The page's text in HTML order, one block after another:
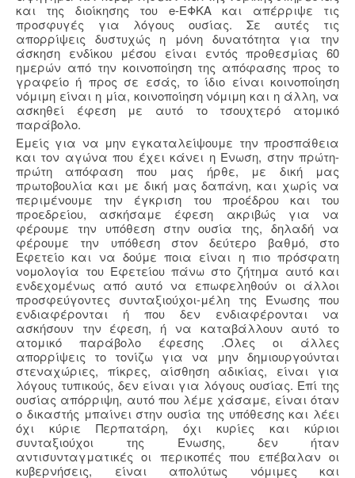
και της διοίκησης του e-ΕΦΚΑ και απέρριψε τις
προσφυγές για λόγους ουσίας. Σε αυτές τις
απορρίψεις δυστυχώς η μόνη δυνατότητα για την
άσκηση ενδίκου μέσου είναι εντός προθεσμίας 60
ημερών από την κοινοποίηση της απόφασης προς το
γραφείο ή προς σε εσάς, το ίδιο είναι κοινοποίηση
νόμιμη είναι η μία, κοινοποίηση νόμιμη και η άλλη, να
ασκηθεί έφεση με αυτό το τσουχτερό ατομικό
παράβολο.
Εμείς για να μην εγκαταλείψουμε την προσπάθεια
και τον αγώνα που έχει κάνει η Ενωση, στην πρώτη-
πρώτη απόφαση που μας ήρθε, με δική μας
πρωτοβουλία και με δική μας δαπάνη, και χωρίς να
περιμένουμε την έγκριση του προέδρου και του
προεδρείου, ασκήσαμε έφεση ακριβώς για να
φέρουμε την υπόθεση στην ουσία της, δηλαδή να
φέρουμε την υπόθεση στον δεύτερο βαθμό, στο
Εφετείο και να δούμε ποια είναι η πιο πρόσφατη
νομολογία του Εφετείου πάνω στο ζήτημα αυτό και
ενδεχομένως από αυτό να επωφεληθούν οι άλλοι
προσφεύγοντες συνταξιούχοι-μέλη της Ένωσης που
ενδιαφέρονται ή που δεν ενδιαφέρονται να
ασκήσουν την έφεση, ή να καταβάλλουν αυτό το
ατομικό παράβολο έφεσης .Όλες οι άλλες
απορρίψεις το τονίζω για να μην δημιουργούνται
στεναχώριες, πίκρες, αίσθηση αδικίας, είναι για
λόγους τυπικούς, δεν είναι για λόγους ουσίας. Επί της
ουσίας απόρριψη, αυτό που λέμε χάσαμε, είναι όταν
ο δικαστής μπαίνει στην ουσία της υπόθεσης και λέει
όχι κύριε Περπατάρη, όχι κυρίες και κύριοι
συνταξιούχοι της Ένωσης, δεν ήταν
αντισυνταγματικές οι περικοπές που επέβαλαν οι
κυβερνήσεις, είναι απολύτως νόμιμες και